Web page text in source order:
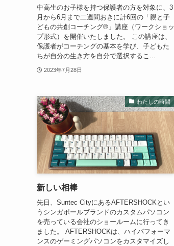
中高生のお子様を持つ保護者の方を対象に、3
月から6月まで二週間おきに計6回の「親と子
どもの共創コーチング®」講座（ワークショッ
プ形式）を開催いたしました。 この講座は、
保護者がコーチングの基本を学び、子どもた
ちが自分の生き方を自分で選択するこ...
2023年7月28日
わたしの時間
新しい相棒
先日、Suntec CityにあるAFTERSHOCKとい
うシンガポールブランドのカスタムパソコン
を売っている会社のショールームに行ってき
ました。 AFTERSHOCKは、ハイパフォーマ
ンスのゲーミングパソコンをカスタマイズし